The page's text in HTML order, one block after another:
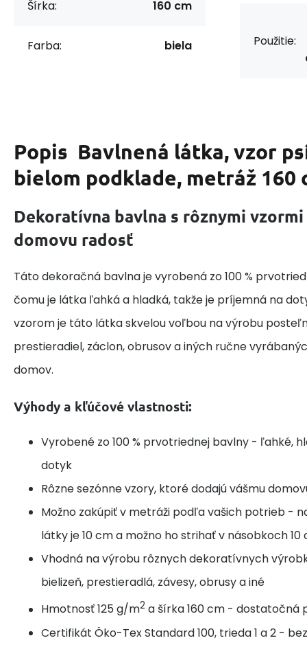
Šírka: 160 cm
Farba: biela
Použitie:
Popis Bavlnená látka, vzor
bielom podklade, metráž 160
Dekoratívna bavlna s rôznymi vzormi
domovu radosť
Táto dekoračná bavlna je vyrobená zo 100 %
čomu je látka ľahká a hladká, takže je príjemná na
vzorom je táto látka skvelou voľbou na výrobu
prestieradiel, záclon, obrusov a iných ručne
domov.
Výhody a kľúčové vlastnosti:
Vyrobené zo 100 % prvotriednej bavlny - ľahké,
dotyk
Rôzne sezónne vzory, ktoré dodajú vášmu
Možno zakúpiť v metráži podľa vašich potrieb -
látky je 10 cm a možno ho strihať v násobkoch 10
Vhodná na výrobu rôznych dekoratívnych
bielizeň, prestieradlá, závesy, obrusy a iné
Hmotnosť 125 g/m2 a šírka 160 cm - dostatočná
Certifikát Öko-Tex Standard 100, trieda 1 a 2 -